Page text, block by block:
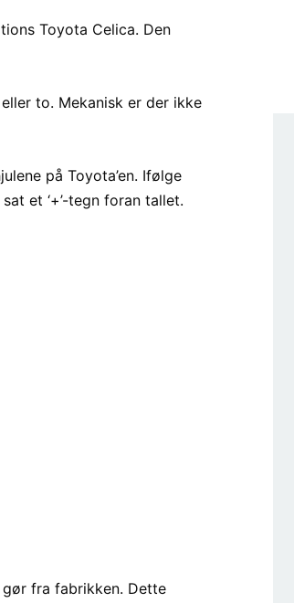
Toyota Celica. Den
to. Mekanisk er der ikke
på Toyota’en. Ifølge
et ‘+’-tegn foran tallet.
fra fabrikken. Dette